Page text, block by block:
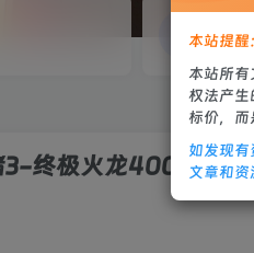
网
3-终极火龙400级复
本站提醒
本站所
权法产生
标价，
如发现
文章和